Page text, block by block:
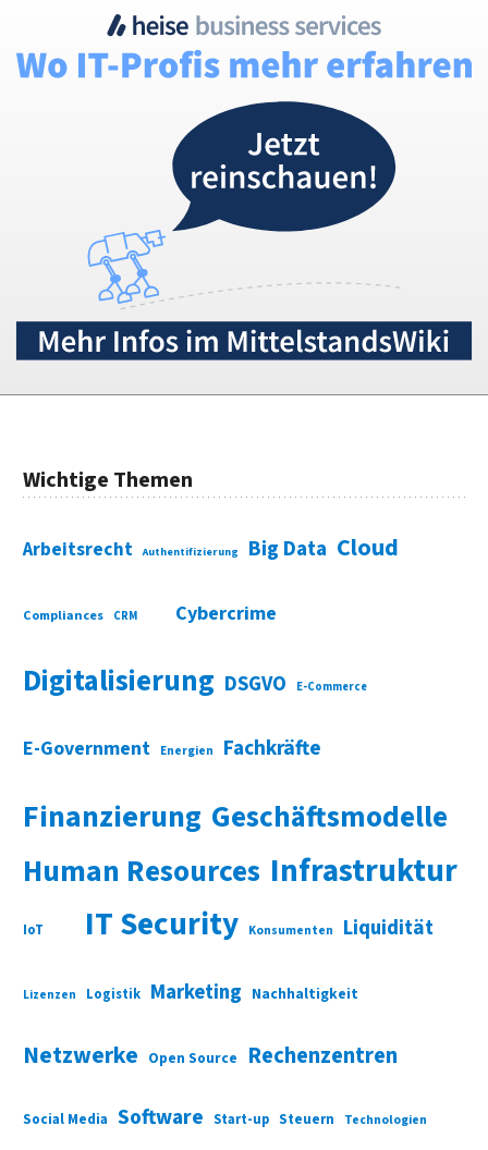
Wichtige Themen
Arbeitsrecht Authentifizierung Big Data Cloud
Compliances CRM Cybercrime
Digitalisierung DSGVO E-Commerce
E-Government Energien Fachkräfte
Finanzierung Geschäftsmodelle
Human Resources Infrastruktur
IoT IT Security Konsumenten Liquidität
Lizenzen Logistik Marketing Nachhaltigkeit
Netzwerke Open Source Rechenzentren
Social Media Software Start-up Steuern Technologien